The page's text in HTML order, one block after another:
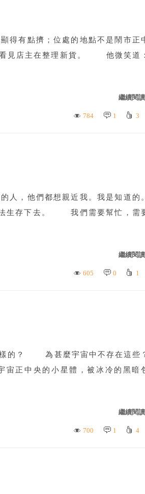
有點擠；位處的地點不是鬧市正
見店主在整理新貨。 他微笑道：
繼續閱
784 1 3
他們都想親近我。我是知道的。
生存下去。 我們需要幫忙，需
繼續閱
605 0 1
？ 為甚麼宇宙中不存在這些
正中央的小星體，被冰冷的黑暗
繼續閱
700 1 4